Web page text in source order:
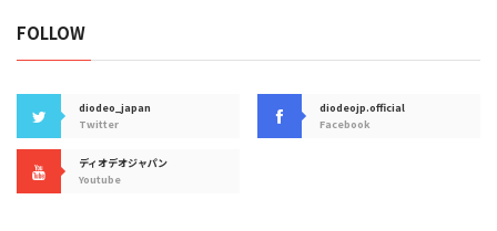
FOLLOW
diodeo_japan
Twitter
diodeojp.official
Facebook
ディオデオジャパン
Youtube